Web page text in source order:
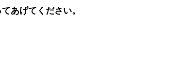
の答えまとめ